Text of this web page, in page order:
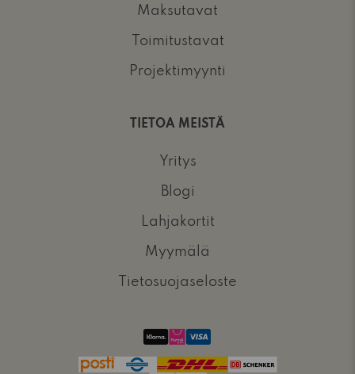
Maksutavat
Toimitustavat
Projektimyynti
TIETOA MEISTÄ
Yritys
Blogi
Lahjakortit
Myymälä
Tietosuojaseloste